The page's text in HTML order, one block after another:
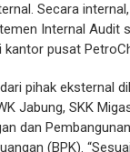
Secara
Internal Audit
kantor pusat
pihak eksternal
Jabung, SKK
dan
(BPK).